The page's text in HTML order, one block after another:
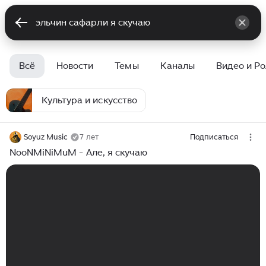
Всё Новости Темы Каналы Видео и
Культура и искусство
Soyuz Music 7 лет Подписаться
NooNMiNiMuM - Але, я скучаю